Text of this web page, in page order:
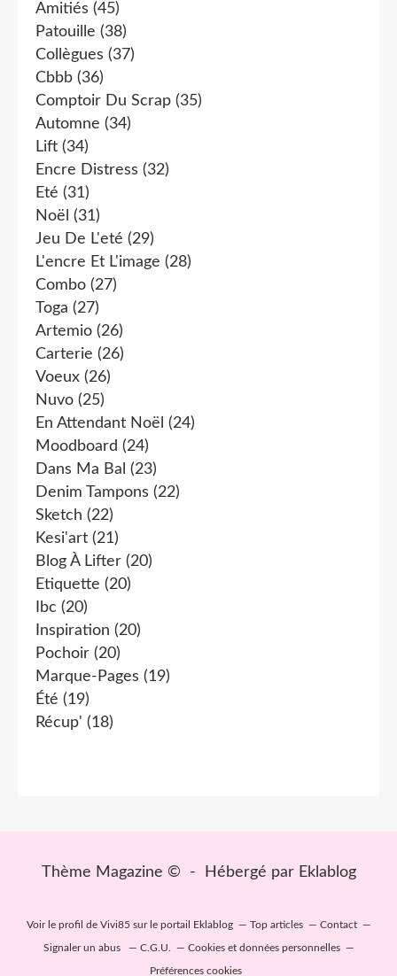
Amitiés (45)
Patouille (38)
Collègues (37)
Cbbb (36)
Comptoir Du Scrap (35)
Automne (34)
Lift (34)
Encre Distress (32)
Eté (31)
Noël (31)
Jeu De L'eté (29)
L'encre Et L'image (28)
Combo (27)
Toga (27)
Artemio (26)
Carterie (26)
Voeux (26)
Nuvo (25)
En Attendant Noël (24)
Moodboard (24)
Dans Ma Bal (23)
Denim Tampons (22)
Sketch (22)
Kesi'art (21)
Blog À Lifter (20)
Etiquette (20)
Ibc (20)
Inspiration (20)
Pochoir (20)
Marque-Pages (19)
Été (19)
Récup' (18)
Thème Magazine © - Hébergé par Eklablog
Voir le profil de Vivi85 sur le portail Eklablog Top articles Contact
Signaler un abus C.G.U. Cookies et données personnelles
Préférences cookies